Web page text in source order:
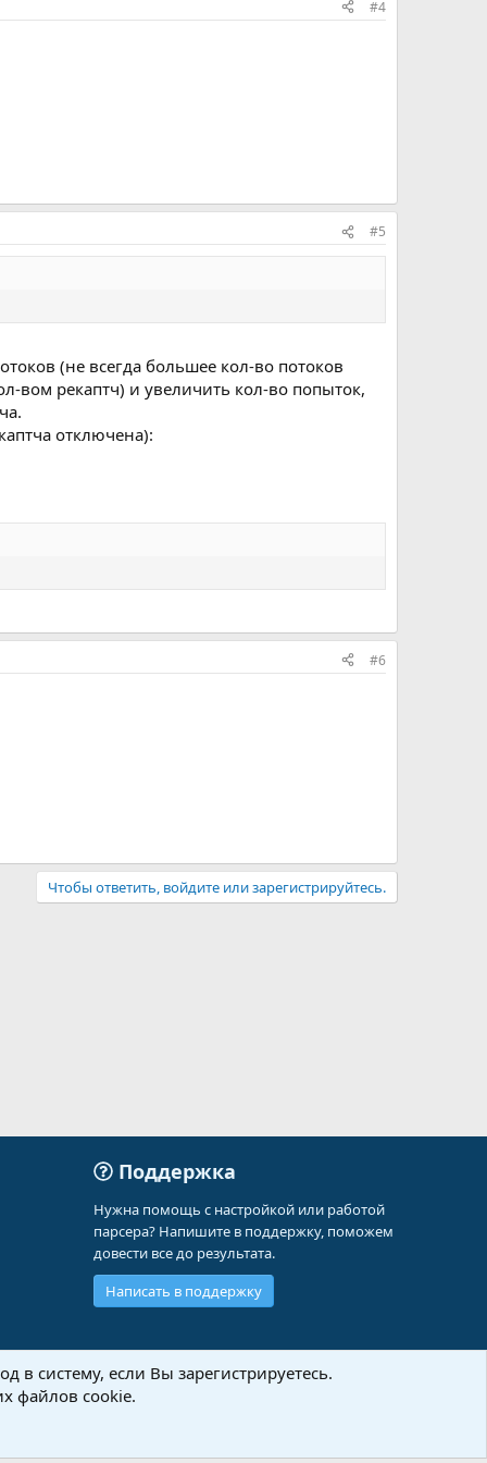
#4
#5
(не всегда большее кол-во потоков
вом рекаптч) и увеличить кол-во попыток,
отключена):
#6
Чтобы ответить, войдите или зарегистрируйтесь.
Поддержка
Нужна помощь с настройкой или работой
парсера? Напишите в поддержку, поможем
довести все до результата.
Написать в поддержку
конфиденциальности
в систему, если Вы зарегистрируетесь.
файлов cookie.